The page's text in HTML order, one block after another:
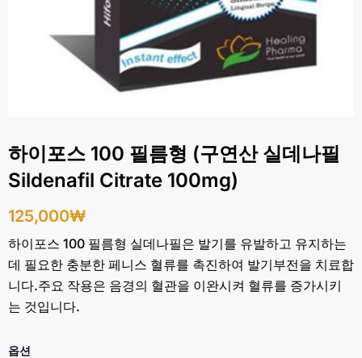
하이포스 100 필름형 (구연산 실데나필
Sildenafil Citrate 100mg)
125,000₩
하이포스 100 필름형 실데나필은 발기를 유발하고 유지하는
데 필요한 충분한 페니스 혈류를 촉진하여 발기부전을 치료합
니다.주요 작용은 음경의 혈관을 이완시켜 혈류를 증가시키
는 것입니다.
옵션
하